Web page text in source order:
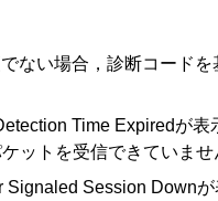
ない場合，診断コード
Time Expiredが
ットを受信できていませ
Signaled Session Down